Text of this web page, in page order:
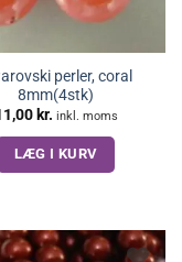
perler, coral
8mm(4stk)
kr. inkl. moms
LÆG I KURV